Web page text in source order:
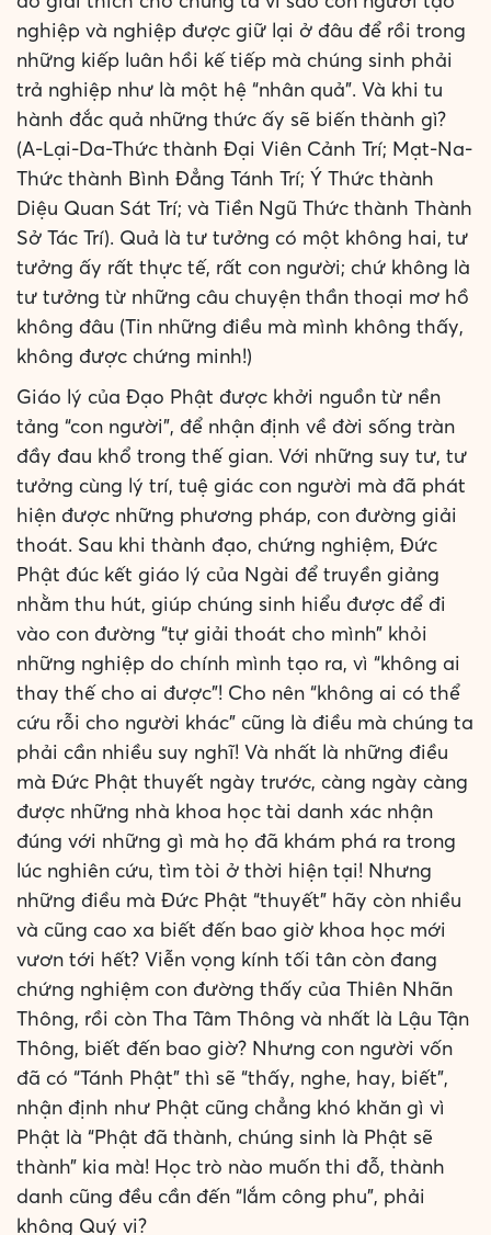
nghiệp và nghiệp được giữ lại ở đâu để rồi trong
những kiếp luân hồi kế tiếp mà chúng sinh phải
trả nghiệp như là một hệ “nhân quả”. Và khi tu
hành đắc quả những thức ấy sẽ biến thành gì?
(A-Lại-Da-Thức thành Đại Viên Cảnh Trí; Mạt-Na-
Thức thành Bình Đẳng Tánh Trí; Ý Thức thành
Diệu Quan Sát Trí; và Tiền Ngũ Thức thành Thành
Sở Tác Trí). Quả là tư tưởng có một không hai, tư
tưởng ấy rất thực tế, rất con người; chứ không là
tư tưởng từ những câu chuyện thần thoại mơ hồ
không đâu (Tin những điều mà mình không thấy,
không được chứng minh!)
Giáo lý của Đạo Phật được khởi nguồn từ nền
tảng “con người”, để nhận định về đời sống tràn
đầy đau khổ trong thế gian. Với những suy tư, tư
tưởng cùng lý trí, tuệ giác con người mà đã phát
hiện được những phương pháp, con đường giải
thoát. Sau khi thành đạo, chứng nghiệm, Đức
Phật đúc kết giáo lý của Ngài để truyền giảng
nhằm thu hút, giúp chúng sinh hiểu được để đi
vào con đường “tự giải thoát cho mình” khỏi
những nghiệp do chính mình tạo ra, vì “không ai
thay thế cho ai được”! Cho nên “không ai có thể
cứu rỗi cho người khác” cũng là điều mà chúng ta
phải cần nhiều suy nghĩ! Và nhất là những điều
mà Đức Phật thuyết ngày trước, càng ngày càng
được những nhà khoa học tài danh xác nhận
đúng với những gì mà họ đã khám phá ra trong
lúc nghiên cứu, tìm tòi ở thời hiện tại! Nhưng
những điều mà Đức Phật “thuyết” hãy còn nhiều
và cũng cao xa biết đến bao giờ khoa học mới
vươn tới hết? Viễn vọng kính tối tân còn đang
chứng nghiệm con đường thấy của Thiên Nhãn
Thông, rồi còn Tha Tâm Thông và nhất là Lậu Tận
Thông, biết đến bao giờ? Nhưng con người vốn
đã có “Tánh Phật” thì sẽ “thấy, nghe, hay, biết”,
nhận định như Phật cũng chẳng khó khăn gì vì
Phật là “Phật đã thành, chúng sinh là Phật sẽ
thành” kia mà! Học trò nào muốn thi đỗ, thành
danh cũng đều cần đến “lắm công phu”, phải
không Quý vị?